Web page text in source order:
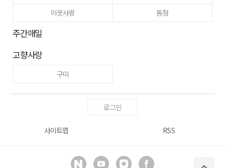
이웃사랑
동정
주간매일
고향사랑
구미
로그인
사이트맵 RSS